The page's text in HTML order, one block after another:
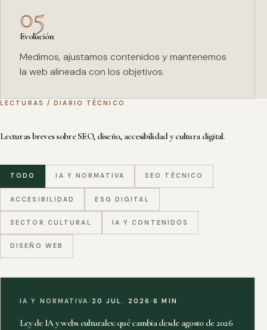
05
Evolución
Medimos, ajustamos contenidos y mantenemos
la web alineada con los objetivos.
LECTURAS / DIARIO TÉCNICO
Lecturas breves sobre SEO, diseño, accesibilidad y cultura digital.
TODO IA Y NORMATIVA SEO TÉCNICO
ACCESIBILIDAD ESG DIGITAL
SECTOR CULTURAL IA Y CONTENIDOS
DISEÑO WEB
IA Y NORMATIVA · 20 JUL. 2026·6 MIN
Ley de IA y webs culturales: qué cambia desde agosto de 2026